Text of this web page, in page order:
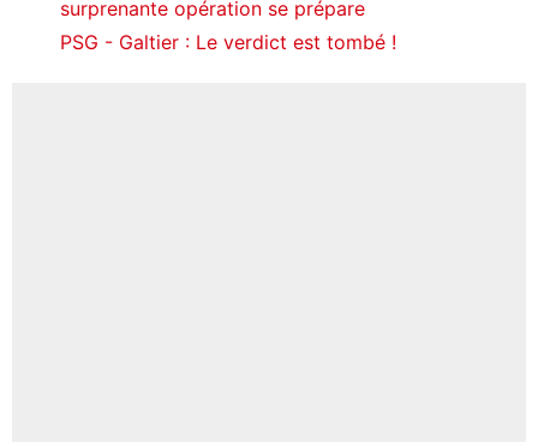
surprenante opération se prépare
PSG - Galtier : Le verdict est tombé !